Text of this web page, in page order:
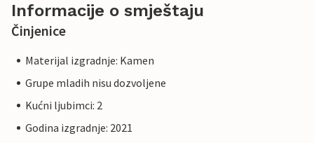
Informacije o smještaju
Činjenice
Materijal izgradnje: Kamen
Grupe mladih nisu dozvoljene
Kućni ljubimci: 2
Godina izgradnje: 2021